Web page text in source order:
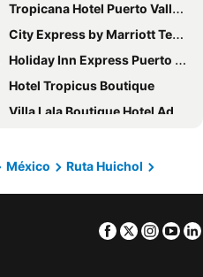
Tropicana Hotel Puerto Vallarta
City Express by Marriott Tepic
Holiday Inn Express Puerto Vallarta By Ihg
Hotel Tropicus Boutique
Villa Lala Boutique Hotel Adults Only
Hard Rock Hotel Vallarta
Las Palomas Tepic
México
Ruta Huichol
Facebook
Twitter